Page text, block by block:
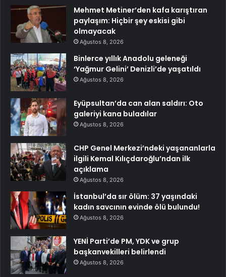
Mehmet Metiner’den kafa karıştıran
paylaşım: Hiçbir şey eskisi gibi
olmayacak
Ağustos 8, 2026
Binlerce yıllık Anadolu geleneği
‘Yağmur Gelini’ Denizli’de yaşatıldı
Ağustos 8, 2026
Eyüpsultan’da can alan saldırı: Oto
galeriyi kana buladılar
Ağustos 8, 2026
CHP Genel Merkezi’ndeki yaşananlarla
ilgili Kemal Kılıçdaroğlu’ndan ilk
açıklama
Ağustos 8, 2026
İstanbul’da sır ölüm: 37 yaşındaki
kadın savcının evinde ölü bulundu!
Ağustos 8, 2026
YENİ Parti’de PM, YDK ve grup
başkanvekilleri belirlendi
Ağustos 8, 2026